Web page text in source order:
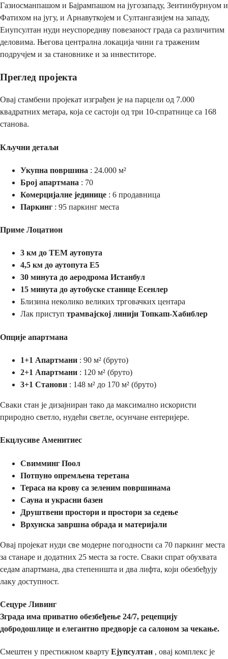
Газиосманпашом и Бајрампашом на југозападу, Зеитинбурнуом и
Фатихом на југу, и Арнавуткојем и Султангазијем на западу,
Еиупсултан нуди неуспоредиву повезаност града са различитим
деловима. Његова централна локација чини га траженим
подручјем и за становнике и за инвеститоре.
Преглед пројекта
Овај стамбени пројекат изграђен је на парцели од 7.000
квадратних метара, која се састоји од три 10-спратнице са 168
станова.
Кључни детаљи
Укупна површина : 24.000 м²
Број апартмана : 70
Комерцијалне јединице : 6 продавница
Паркинг : 95 паркинг места
Приме Лоцатион
3 км до ТЕМ аутопута
4,5 км до аутопута Е5
30 минута до аеродрома Истанбул
15 минута до аутобуске станице Есенлер
Близина неколико великих трговачких центара
Лак приступ трамвајској линији Топкапı-Хабиблер
Опције апартмана
1+1 Апартмани : 90 м² (бруто)
2+1 Апартмани : 120 м² (бруто)
3+1 Станови : 148 м² до 170 м² (бруто)
Сваки стан је дизајниран тако да максимално искористи
природно светло, нудећи светле, осунчане ентеријере.
Екцлусиве Аменитиес
Свимминг Поол
Потпуно опремљена теретана
Тераса на крову са зеленим површинама
Сауна и украсни базен
Друштвени простори и простори за седење
Врхунска завршна обрада и материјали
Овај пројекат нуди све модерне погодности са 70 паркинг места
за станаре и додатних 25 места за госте. Сваки спрат обухвата
седам апартмана, два степеништа и два лифта, који обезбеђују
лаку доступност.
Сецуре Ливинг
Зграда има приватно обезбеђење 24/7, рецепцију
добродошлице и елегантно предворје са салоном за чекање.
Смештен у престижном кварту Ејупсултан , овај комплекс је